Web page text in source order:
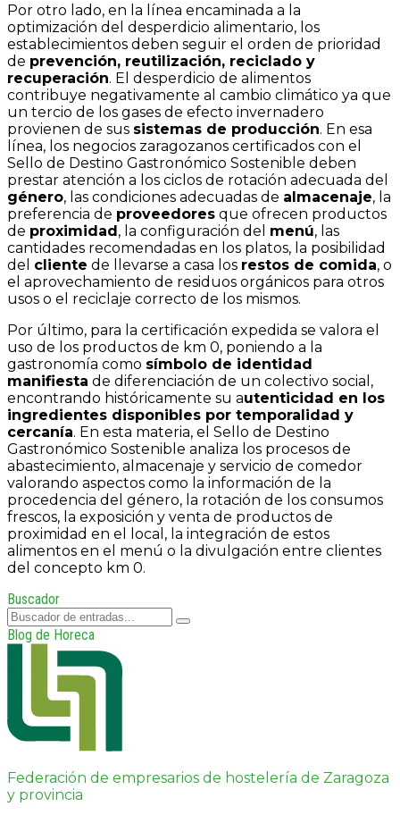
Por otro lado, en la línea encaminada a la
optimización del desperdicio alimentario, los
establecimientos deben seguir el orden de prioridad
de prevención, reutilización, reciclado y
recuperación. El desperdicio de alimentos
contribuye negativamente al cambio climático ya que
un tercio de los gases de efecto invernadero
provienen de sus sistemas de producción. En esa
línea, los negocios zaragozanos certificados con el
Sello de Destino Gastronómico Sostenible deben
prestar atención a los ciclos de rotación adecuada del
género, las condiciones adecuadas de almacenaje, la
preferencia de proveedores que ofrecen productos
de proximidad, la configuración del menú, las
cantidades recomendadas en los platos, la posibilidad
del cliente de llevarse a casa los restos de comida, o
el aprovechamiento de residuos orgánicos para otros
usos o el reciclaje correcto de los mismos.
Por último, para la certificación expedida se valora el
uso de los productos de km 0, poniendo a la
gastronomía como símbolo de identidad
manifiesta de diferenciación de un colectivo social,
encontrando históricamente su autenticidad en los
ingredientes disponibles por temporalidad y
cercanía. En esta materia, el Sello de Destino
Gastronómico Sostenible analiza los procesos de
abastecimiento, almacenaje y servicio de comedor
valorando aspectos como la información de la
procedencia del género, la rotación de los consumos
frescos, la exposición y venta de productos de
proximidad en el local, la integración de estos
alimentos en el menú o la divulgación entre clientes
del concepto km 0.
Buscador
Blog de Horeca
Federación de empresarios de hostelería de Zaragoza
y provincia